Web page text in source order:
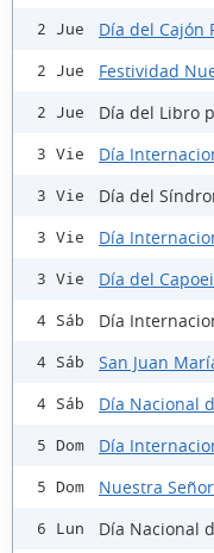
2 Jue Día del Cajón
2 Jue Festividad
2 Jue Día del Libro
3 Vie Día
3 Vie Día del
3 Vie Día
3 Vie Día del
4 Sáb Día
4 Sáb San Juan
4 Sáb Día Nacional
5 Dom Día
5 Dom Nuestra
6 Lun Día Nacional